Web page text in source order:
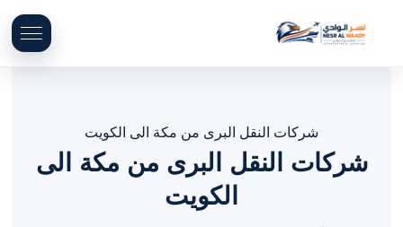
شركات النقل البرى من مكة الى الكويت
شركات النقل البرى من مكة الى
الكويت